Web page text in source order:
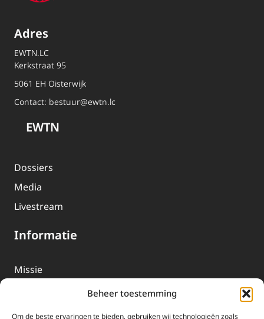
Beheer toestemming
Om de beste ervaringen te bieden, gebruiken wij technologieën zoals
Adres
EWTN.LC
Kerkstraat 95
5061 EH Oisterwijk
Contact: bestuur@ewtn.lc
EWTN
Dossiers
Media
Livestream
Informatie
Missie